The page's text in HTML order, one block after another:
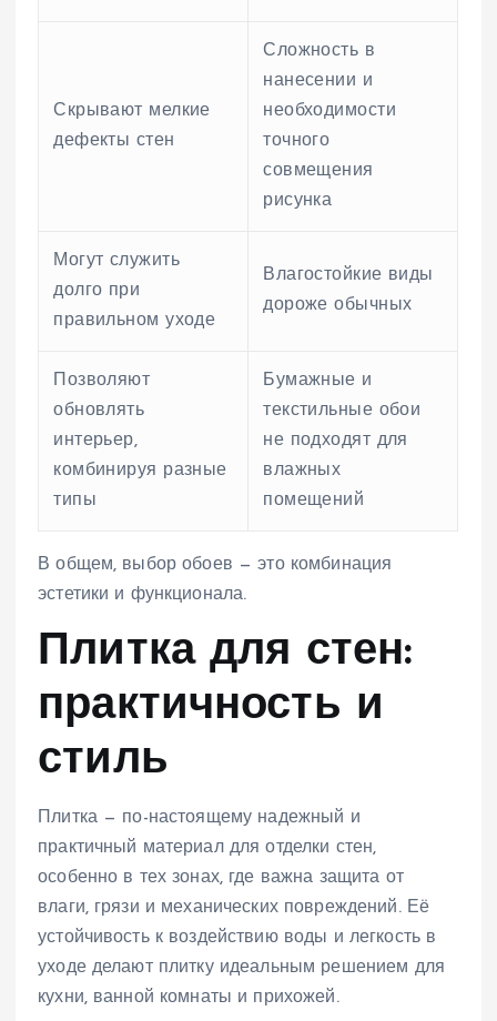
Скрывают мелкие
дефекты стен
Сложность в
нанесении и
необходимости
точного
совмещения
рисунка
Могут служить
долго при
правильном уходе
Влагостойкие виды
дороже обычных
Позволяют
обновлять
интерьер,
комбинируя разные
типы
Бумажные и
текстильные обои
не подходят для
влажных
помещений
В общем, выбор обоев — это комбинация
эстетики и функционала.
Плитка для стен:
практичность и
стиль
Плитка — по-настоящему надежный и
практичный материал для отделки стен,
особенно в тех зонах, где важна защита от
влаги, грязи и механических повреждений. Её
устойчивость к воздействию воды и легкость в
уходе делают плитку идеальным решением для
кухни, ванной комнаты и прихожей.